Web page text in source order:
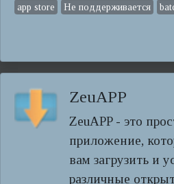
app store Не поддерживается
ZeuAPP
ZeuAPP - это
приложение,
вам загрузить и
различные